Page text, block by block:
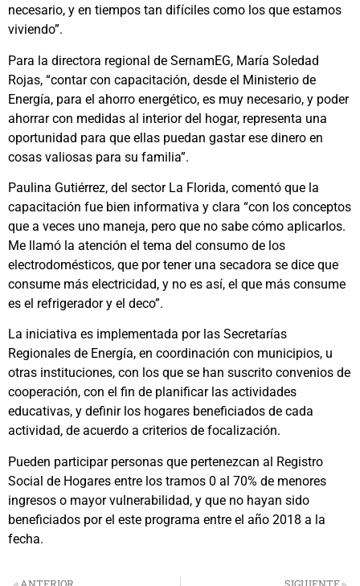
necesario, y en tiempos tan difíciles como los que estamos
viviendo”.
Para la directora regional de SernamEG, María Soledad
Rojas, “contar con capacitación, desde el Ministerio de
Energía, para el ahorro energético, es muy necesario, y poder
ahorrar con medidas al interior del hogar, representa una
oportunidad para que ellas puedan gastar ese dinero en
cosas valiosas para su familia”.
Paulina Gutiérrez, del sector La Florida, comentó que la
capacitación fue bien informativa y clara “con los conceptos
que a veces uno maneja, pero que no sabe cómo aplicarlos.
Me llamó la atención el tema del consumo de los
electrodomésticos, que por tener una secadora se dice que
consume más electricidad, y no es así, el que más consume
es el refrigerador y el deco”.
La iniciativa es implementada por las Secretarías
Regionales de Energía, en coordinación con municipios, u
otras instituciones, con los que se han suscrito convenios de
cooperación, con el fin de planificar las actividades
educativas, y definir los hogares beneficiados de cada
actividad, de acuerdo a criterios de focalización.
Pueden participar personas que pertenezcan al Registro
Social de Hogares entre los tramos 0 al 70% de menores
ingresos o mayor vulnerabilidad, y que no hayan sido
beneficiados por el este programa entre el año 2018 a la
fecha.